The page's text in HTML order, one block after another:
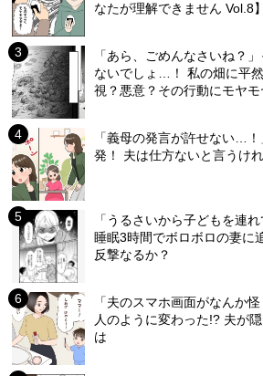
なたが理解できません Vol.8】
「あら、ごめんなさいね？
ないでしょ…！ 私の畑に平
視？悪意？その行動にモヤ
「義母の発言が許せない…
発！ 夫は仕方ないと言うけ
「うるさいから子どもを連
睡眠3時間でボロボロの妻
反撃なるか？
「夫のスマホ画面がなんか
人のように変わった!? 夫が
は